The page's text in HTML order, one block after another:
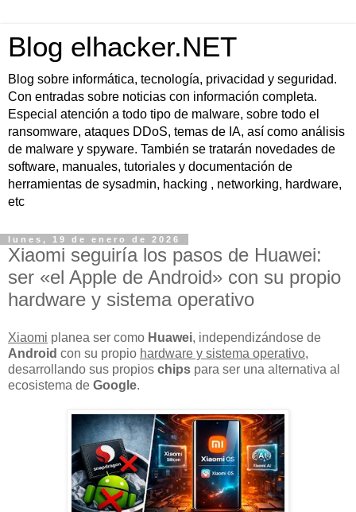
Blog elhacker.NET
Blog sobre informática, tecnología, privacidad y seguridad.
Con entradas sobre noticias con información completa.
Especial atención a todo tipo de malware, sobre todo el
ransomware, ataques DDoS, temas de IA, así como análisis
de malware y spyware. También se tratarán novedades de
software, manuales, tutoriales y documentación de
herramientas de sysadmin, hacking , networking, hardware,
etc
lunes, 19 de enero de 2026
Xiaomi seguiría los pasos de Huawei:
ser «el Apple de Android» con su propio
hardware y sistema operativo
Xiaomi planea ser como Huawei, independizándose de
Android con su propio hardware y sistema operativo,
desarrollando sus propios chips para ser una alternativa al
ecosistema de Google.